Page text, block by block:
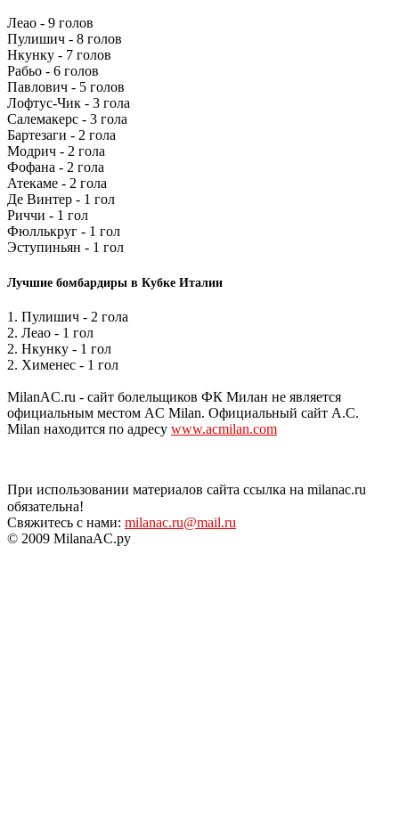
Леао - 9 голов
Пулишич - 8 голов
Нкунку - 7 голов
Рабьо - 6 голов
Павлович - 5 голов
Лофтус-Чик - 3 гола
Салемакерс - 3 гола
Бартезаги - 2 гола
Модрич - 2 гола
Фофана - 2 гола
Атекаме - 2 гола
Де Винтер - 1 гол
Риччи - 1 гол
Фюллькруг - 1 гол
Эступиньян - 1 гол
Лучшие бомбардиры в Кубке Италии
1. Пулишич - 2 гола
2. Леао - 1 гол
2. Нкунку - 1 гол
2. Хименес - 1 гол
MilanAC.ru - сайт болельщиков ФК Милан не является
официальным местом AC Milan. Официальный сайт A.C.
Milan находится по адресу www.acmilan.com
При использовании материалов сайта ссылка на milanac.ru
обязательна!
Свяжитесь с нами: milanac.ru@mail.ru
© 2009 MilanaAC.ру